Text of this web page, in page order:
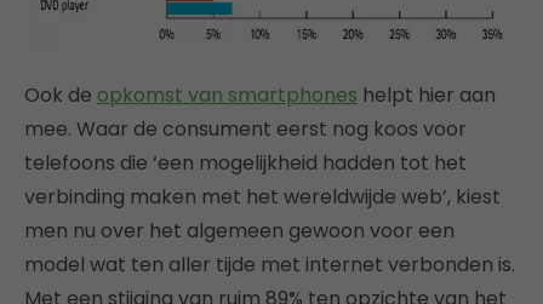
Ook de opkomst van smartphones helpt hier aan
mee. Waar de consument eerst nog koos voor
telefoons die ‘een mogelijkheid hadden tot het
verbinding maken met het wereldwijde web’, kiest
men nu over het algemeen gewoon voor een
model wat ten aller tijde met internet verbonden is.
Met een stijging van ruim 89% ten opzichte van het